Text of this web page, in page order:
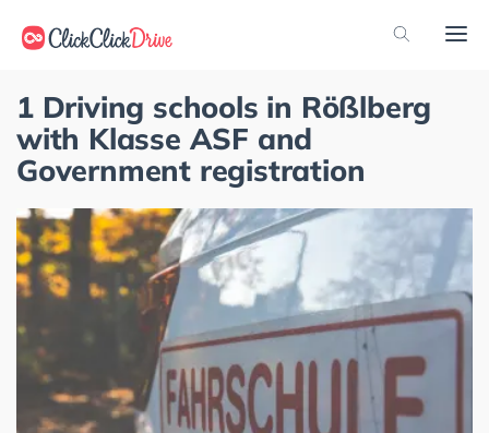
1 Driving schools in Rößlberg
with Klasse ASF and
Government registration